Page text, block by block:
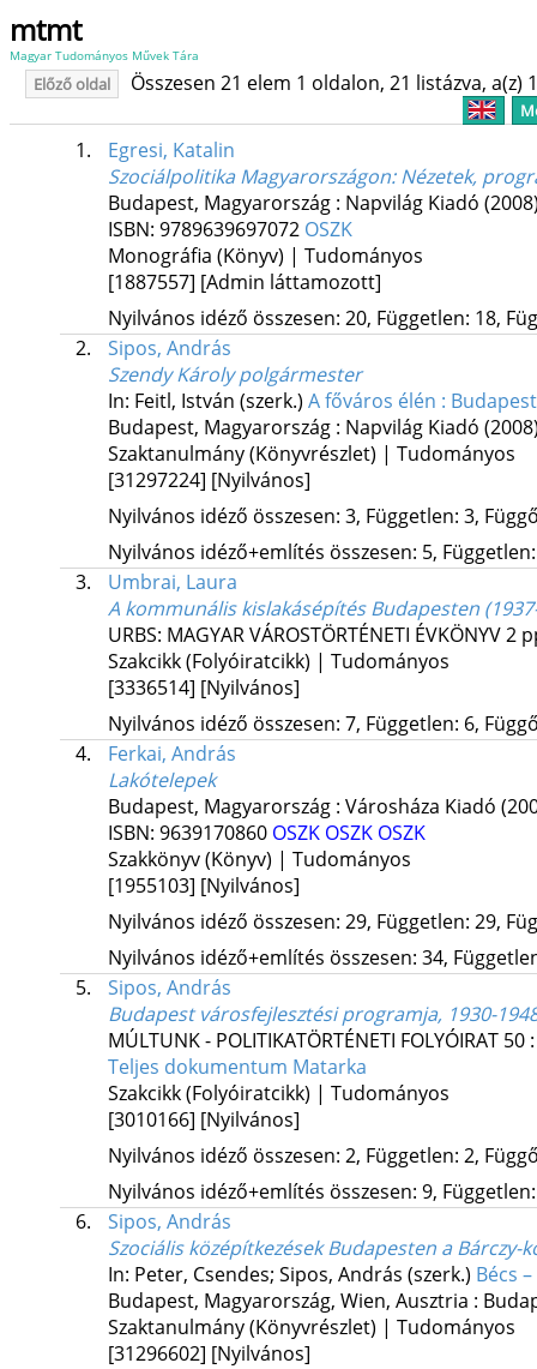
mtmt
Magyar Tudományos Művek Tára
Előző oldal Összesen 21 elem 1 oldalon, 21 listázva, a(z)
1.
Egresi, Katalin
Szociálpolitika Magyarországon: Nézetek,
Budapest, Magyarország : Napvilág Kiadó
ISBN: 9789639697072 OSZK
Monográfia (Könyv) | Tudományos
[1887557] [Admin láttamozott]
Nyilvános idéző összesen: 20, Független: 18,
2.
Sipos, András
Szendy Károly polgármester
In: Feitl, István (szerk.) A főváros élén :
Budapest, Magyarország : Napvilág Kiadó
Szaktanulmány (Könyvrészlet) | Tudományos
[31297224] [Nyilvános]
Nyilvános idéző összesen: 3, Független: 3,
Nyilvános idéző+említés összesen: 5,
3.
Umbrai, Laura
A kommunális kislakásépítés Budapesten
URBS: MAGYAR VÁROSTÖRTÉNETI ÉVKÖNYV2
Szakcikk (Folyóiratcikk) | Tudományos
[3336514] [Nyilvános]
Nyilvános idéző összesen: 7, Független: 6,
4.
Ferkai, András
Lakótelepek
Budapest, Magyarország : Városháza Kiadó
ISBN: 9639170860 OSZK OSZK OSZK
Szakkönyv (Könyv) | Tudományos
[1955103] [Nyilvános]
Nyilvános idéző összesen: 29, Független: 29,
Nyilvános idéző+említés összesen: 34,
5.
Sipos, András
Budapest városfejlesztési programja, 1930-
MÚLTUNK - POLITIKATÖRTÉNETI FOLYÓIRAT 50
Teljes dokumentum Matarka
Szakcikk (Folyóiratcikk) | Tudományos
[3010166] [Nyilvános]
Nyilvános idéző összesen: 2, Független: 2,
Nyilvános idéző+említés összesen: 9,
6.
Sipos, András
Szociális középítkezések Budapesten a Bárczy-
In: Peter, Csendes; Sipos, András (szerk.) Bécs
Budapest, Magyarország, Wien, Ausztria :
Szaktanulmány (Könyvrészlet) | Tudományos
[31296602] [Nyilvános]